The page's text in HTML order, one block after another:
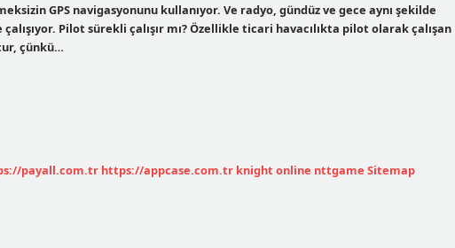
GPS navigasyonunu kullanıyor. Ve radyo, gündüz ve gece aynı şekilde
Pilot sürekli çalışır mı? Özellikle ticari havacılıkta pilot olarak çalışan
çünkü…
payall.com.tr https://appcase.com.tr knight online nttgame Sitemap